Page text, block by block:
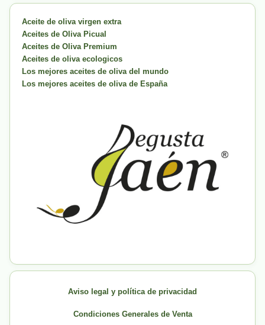
Aceite de oliva virgen extra
Aceites de Oliva Picual
Aceites de Oliva Premium
Aceites de oliva ecologicos
Los mejores aceites de oliva del mundo
Los mejores aceites de oliva de España
Aviso legal y política de privacidad
Condiciones Generales de Venta